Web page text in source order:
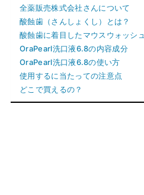
全薬販売株式会社さんについて
酸蝕歯（さんしょくし）とは？
酸蝕歯に着目したマウスウォッシュ
OraPearl洗口液6.8の内容成分
OraPearl洗口液6.8の使い方
使用するに当たっての注意点
どこで買えるの？